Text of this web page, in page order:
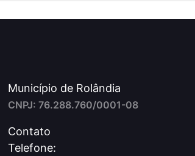
Município de Rolândia
CNPJ: 76.288.760/0001-08
Contato
Telefone: